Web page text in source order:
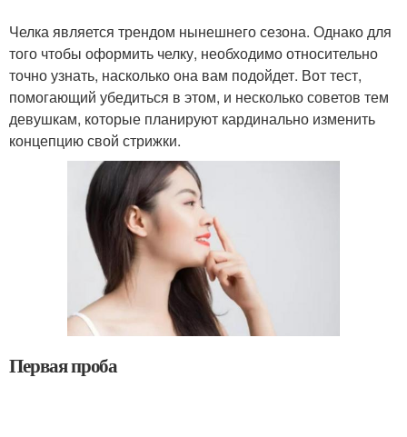
Челка является трендом нынешнего сезона. Однако для
того чтобы оформить челку, необходимо относительно
точно узнать, насколько она вам подойдет. Вот тест,
помогающий убедиться в этом, и несколько советов тем
девушкам, которые планируют кардинально изменить
концепцию свой стрижки.
Первая проба